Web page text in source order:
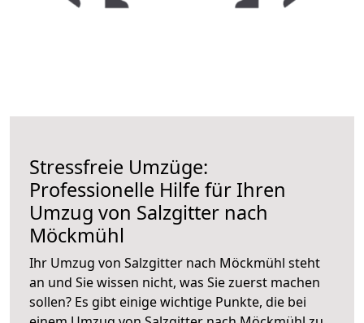
Stressfreie Umzüge:
Professionelle Hilfe für Ihren
Umzug von Salzgitter nach
Möckmühl
Ihr Umzug von Salzgitter nach Möckmühl steht
an und Sie wissen nicht, was Sie zuerst machen
sollen? Es gibt einige wichtige Punkte, die bei